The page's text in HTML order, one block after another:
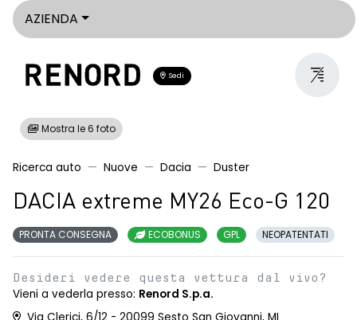
AZIENDA
Sedi
Mostra le 6 foto
Ricerca auto Nuove Dacia Duster
DACIA extreme MY26 Eco-G 120
PRONTA CONSEGNA ECOBONUS GPL NEOPATENTATI
Desideri vedere questa vettura dal vivo?
Vieni a vederla presso: Renord S.p.a.